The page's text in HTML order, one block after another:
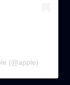
(@apple)